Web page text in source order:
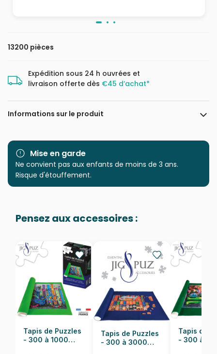
13200 pièces
Expédition sous 24 h ouvrées et
livraison offerte dès €45 d’achat*
Informations sur le produit
Marque
Clementoni, le Puzzle
Catégorie
EAN 8005125380107
Nombre de pièces 13200 pièces
Dimensions 291 x 134 cm
Mise en garde
Ne convient pas aux enfants de moins de 3 ans.
Risque d'étouffement.
Pensez aux accessoires :
Tapis de Puzzles
- 300 à 1000
Tapis de Puzzles
- 300 à 3000
Tapis de
- 300 à